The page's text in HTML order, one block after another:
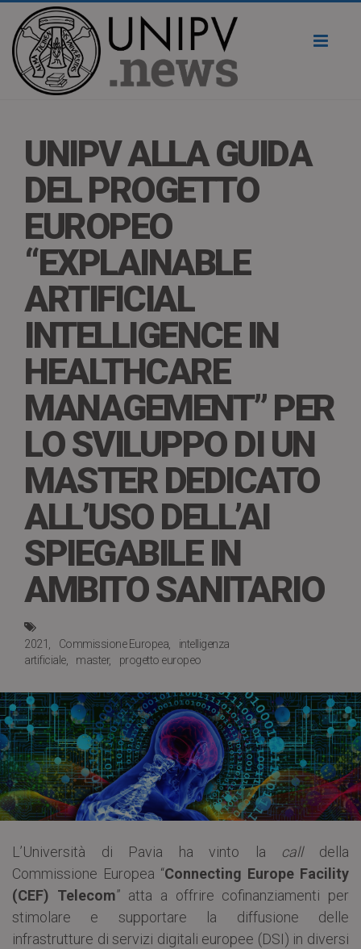
UNIPV ALLA GUIDA
DEL PROGETTO
EUROPEO
“EXPLAINABLE
ARTIFICIAL
INTELLIGENCE IN
HEALTHCARE
MANAGEMENT” PER
LO SVILUPPO DI UN
MASTER DEDICATO
ALL’USO DELL’AI
SPIEGABILE IN
AMBITO SANITARIO
2021 Commissione Europea
intelligenza
artificiale
master progetto europeo
L’Università di Pavia ha vinto la calldella
Commissione Europea “Connecting Europe Facility
(CEF) Telecom” atta a offrire cofinanziamenti per
stimolare e supportare la diffusione delle
infrastrutture di servizi digitali europee (DSI) in diversi